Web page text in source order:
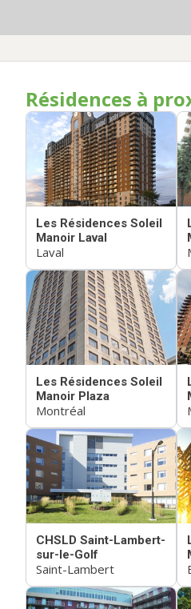
Résidences à
Les Résidences Soleil
Manoir Laval
Laval
Les Résidences Soleil
Manoir Plaza
Montréal
CHSLD Saint-Lambert-
sur-le-Golf
Saint-Lambert